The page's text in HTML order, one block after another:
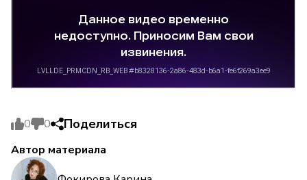
0 0 Поделиться
Автор материала